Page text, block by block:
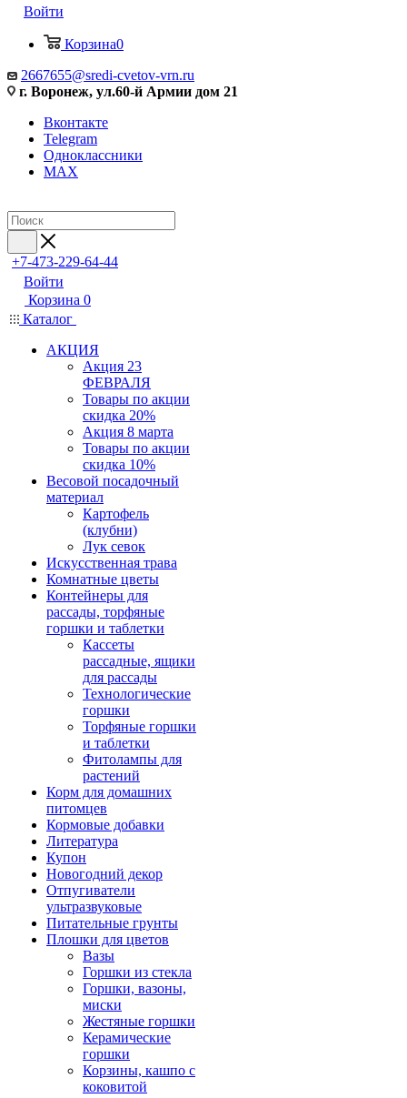
Войти
Корзина0
2667655@sredi-cvetov-vrn.ru
г. Воронеж, ул.60-й Армии дом 21
Вконтакте
Telegram
Одноклассники
MAX
+7-473-229-64-44
Войти
Корзина 0
Каталог
АКЦИЯ
Акция 23
ФЕВРАЛЯ
Товары по акции
скидка 20%
Акция 8 марта
Товары по акции
скидка 10%
Весовой посадочный
материал
Картофель
(клубни)
Лук севок
Искусственная трава
Комнатные цветы
Контейнеры для
рассады, торфяные
горшки и таблетки
Кассеты
рассадные, ящики
для рассады
Технологические
горшки
Торфяные горшки
и таблетки
Фитолампы для
растений
Корм для домашних
питомцев
Кормовые добавки
Литература
Купон
Новогодний декор
Отпугиватели
ультразвуковые
Питательные грунты
Плошки для цветов
Вазы
Горшки из стекла
Горшки, вазоны,
миски
Жестяные горшки
Керамические
горшки
Корзины, кашпо с
коковитой